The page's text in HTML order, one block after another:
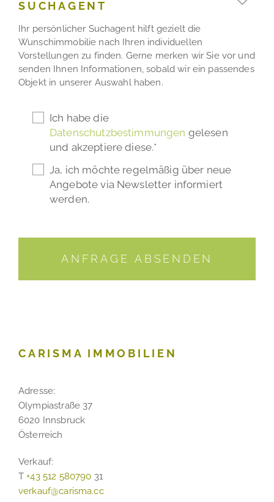
SUCHAGENT
Ihr persönlicher Suchagent hilft gezielt die
Wunschimmobilie nach Ihren individuellen
Vorstellungen zu finden. Gerne merken wir Sie vor und
senden Ihnen Informationen, sobald wir ein passendes
Objekt in unserer Auswahl haben.
Ich habe die
Datenschutzbestimmungen gelesen
und akzeptiere diese.*
Ja, ich möchte regelmäßig über neue
Angebote via Newsletter informiert
werden.
ANFRAGE ABSENDEN
CARISMA IMMOBILIEN
Adresse:
Olympiastraße 37
6020 Innsbruck
Österreich
Verkauf:
T+43 512 580790 31
verkauf@carisma.cc